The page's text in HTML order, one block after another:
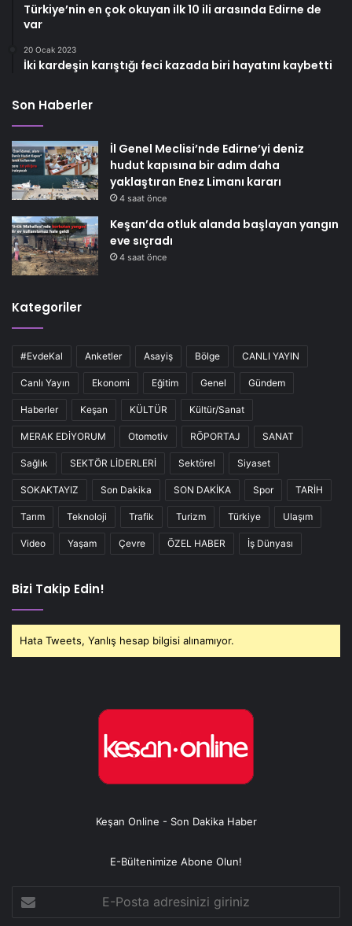
Türkiye’nin en çok okuyan ilk 10 ili arasında Edirne de
var
20 Ocak 2023
İki kardeşin karıştığı feci kazada biri hayatını kaybetti
Son Haberler
İl Genel Meclisi’nde Edirne’yi deniz
hudut kapısına bir adım daha
yaklaştıran Enez Limanı kararı
4 saat önce
Keşan’da otluk alanda başlayan yangın
eve sıçradı
4 saat önce
Kategoriler
#EvdeKal Anketler Asayiş Bölge CANLI YAYIN
Canlı Yayın Ekonomi Eğitim Genel Gündem
Haberler Keşan KÜLTÜR Kültür/Sanat
MERAK EDİYORUM Otomotiv RÖPORTAJ SANAT
Sağlık SEKTÖR LİDERLERİ Sektörel Siyaset
SOKAKTAYIZ Son Dakika SON DAKİKA Spor TARİH
Tarım Teknoloji Trafik Turizm Türkiye Ulaşım
Video Yaşam Çevre ÖZEL HABER İş Dünyası
Bizi Takip Edin!
Hata Tweets, Yanlış hesap bilgisi alınamıyor.
Keşan Online - Son Dakika Haber
E-Bültenimize Abone Olun!
Posta